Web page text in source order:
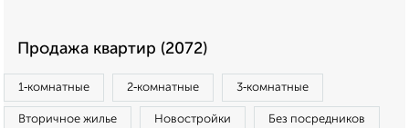
Продажа квартир (2072)
1‑комнатные 2‑комнатные 3‑комнатные
Вторичное жилье Новостройки Без посредников